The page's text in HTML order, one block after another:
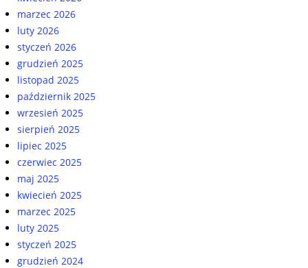
marzec 2026
luty 2026
styczeń 2026
grudzień 2025
listopad 2025
październik 2025
wrzesień 2025
sierpień 2025
lipiec 2025
czerwiec 2025
maj 2025
kwiecień 2025
marzec 2025
luty 2025
styczeń 2025
grudzień 2024